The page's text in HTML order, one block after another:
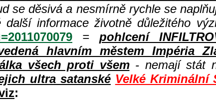
se děsivá a nesmírně rychle se
informace životně důležitého
= pohlcení
hlavním městem Impéria
všech proti všem- nemají stát
ultra satanské Velké Kriminální
: